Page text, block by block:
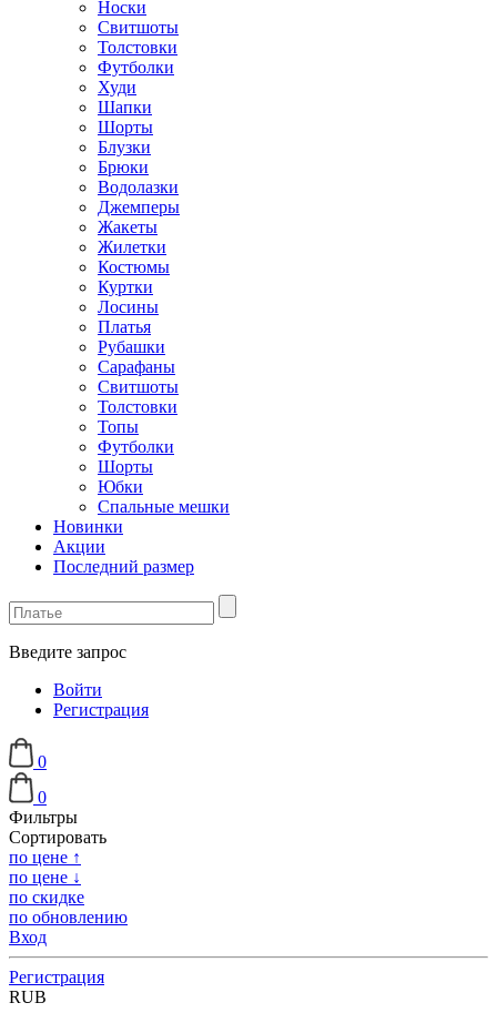
Носки
Свитшоты
Толстовки
Футболки
Худи
Шапки
Шорты
Блузки
Брюки
Водолазки
Джемперы
Жакеты
Жилетки
Костюмы
Куртки
Лосины
Платья
Рубашки
Сарафаны
Свитшоты
Толстовки
Топы
Футболки
Шорты
Юбки
Спальные мешки
Новинки
Акции
Последний размер
Введите запрос
Войти
Регистрация
0
0
Фильтры
Сортировать
по цене ↑
по цене ↓
по скидке
по обновлению
Вход
Регистрация
RUB